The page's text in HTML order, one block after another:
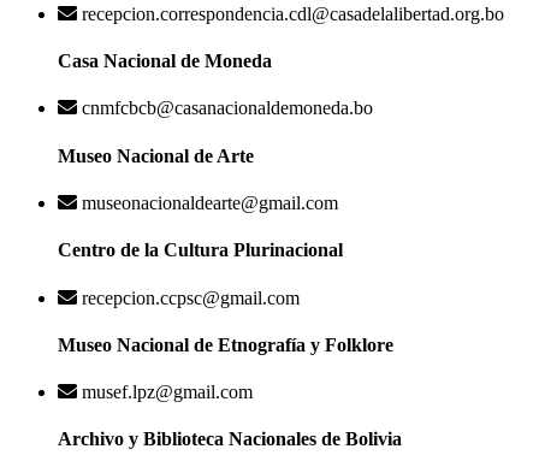
recepcion.correspondencia.cdl@casadelalibertad.org.bo
Casa Nacional de Moneda
cnmfcbcb@casanacionaldemoneda.bo
Museo Nacional de Arte
museonacionaldearte@gmail.com
Centro de la Cultura Plurinacional
recepcion.ccpsc@gmail.com
Museo Nacional de Etnografía y Folklore
musef.lpz@gmail.com
Archivo y Biblioteca Nacionales de Bolivia